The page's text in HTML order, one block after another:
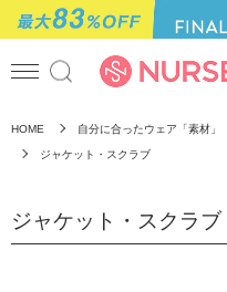
HOME 自分に合ったウェア「素材」
ジャケット・スクラブ
ジャケット・スクラブ